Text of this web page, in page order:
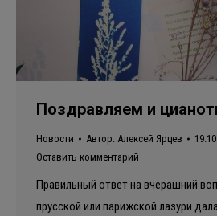
Поздравляем и
Новости Автор: Алексей Ярцев
Оставить комментарий
Правильный ответ на вчерашний
прусской или парижской лазури